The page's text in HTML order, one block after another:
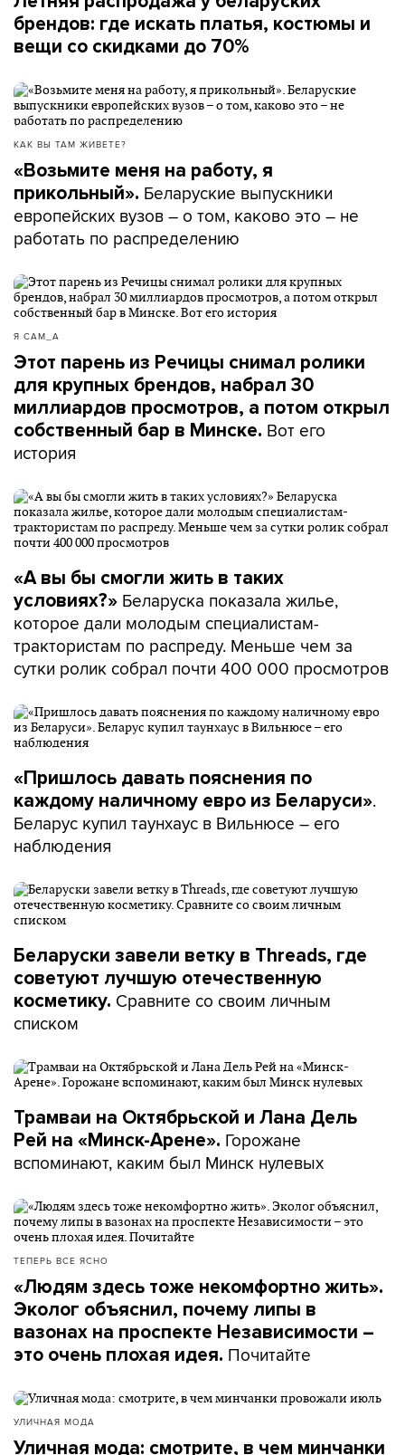
брендов: где искать платья, костюмы и
вещи со скидками до 70%
КАК ВЫ ТАМ ЖИВЕТЕ?
«Возьмите меня на работу, я
прикольный». Беларуские выпускники
европейских вузов – о том, каково это – не
работать по распределению
Я САМ_А
Этот парень из Речицы снимал ролики
для крупных брендов, набрал 30
миллиардов просмотров, а потом открыл
собственный бар в Минске. Вот его
история
«А вы бы смогли жить в таких
условиях?» Беларуска показала жилье,
которое дали молодым специалистам-
трактористам по распреду. Меньше чем за
сутки ролик собрал почти 400 000 просмотров
«Пришлось давать пояснения по
каждому наличному евро из Беларуси».
Беларус купил таунхаус в Вильнюсе – его
наблюдения
Беларуски завели ветку в Threads, где
советуют лучшую отечественную
косметику. Сравните со своим личным
списком
Трамваи на Октябрьской и Лана Дель
Рей на «Минск-Арене». Горожане
вспоминают, каким был Минск нулевых
ТЕПЕРЬ ВСЕ ЯСНО
«Людям здесь тоже некомфортно жить».
Эколог объяснил, почему липы в
вазонах на проспекте Независимости –
это очень плохая идея. Почитайте
УЛИЧНАЯ МОДА
Уличная мода: смотрите, в чем минчанки